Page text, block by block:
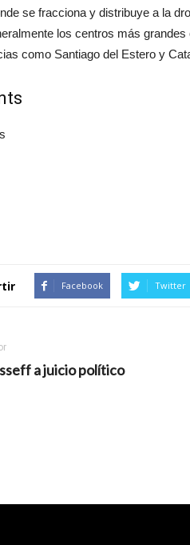
se fracciona y distribuye a la
los centros más
como Santiago del Estero y
Facebook Twitter
a juicio político